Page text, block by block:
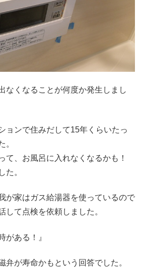
なくなることが何度か発生しまし
ョンで住みだして15年くらいたっ
。
て、お風呂に入れなくなるかも！
た。
が家はガス給湯器を使っているので
して点検を依頼しました。
がある！』
弁が寿命かもという回答でした。